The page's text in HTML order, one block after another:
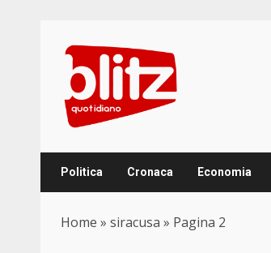
content
Politica Cronaca Economia
Home » siracusa » Pagina 2